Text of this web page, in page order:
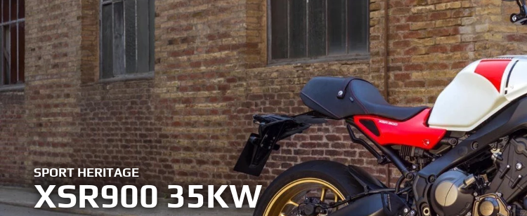
SPORT HERITAGE
XSR900 35KW